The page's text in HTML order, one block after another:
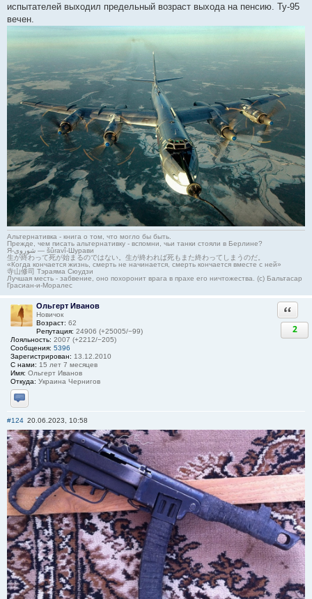
испытателей выходил предельный возраст выхода на пенсию. Ту-95
вечен.
Альтернативка - книга о том, что могло бы быть.
Прежде, чем писать альтернативку - вспомни, чьи танки стояли в Берлине?
Я-شوروی — šûravî-Шурави
生が終わって死が始まるのではない。生が終われば死もまた終わってしまうのだ。
«Когда кончается жизнь, смерть не начинается, смерть кончается вместе с ней»
寺山修司 Тэраяма Сюудзи
Лучшая месть - забвение, оно похоронит врага в прахе его ничтожества. (с) Бальтасар
Грасиан-и-Моралес
Ольгерт Иванов
Новичок
Возраст: 62
Репутация: 24906 (+25005/−99)
Лояльность: 2007 (+2212/−205)
Сообщения: 5396
Зарегистрирован: 13.12.2010
С нами: 15 лет 7 месяцев
Имя: Ольгерт Иванов
Откуда: Украина Чернигов
Отправить личное сообщение
2
#124 20.06.2023, 10:58